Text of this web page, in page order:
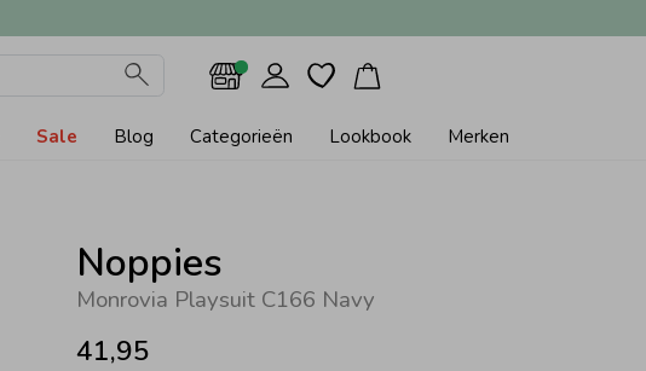
Sale Blog Categorieën Lookbook Merken
Noppies
Monrovia Playsuit C166 Navy
41,95